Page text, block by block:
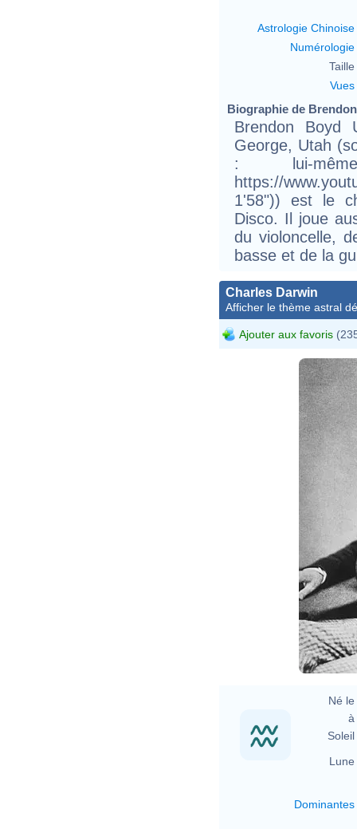
Astrologie Chinoise
Numérologie
Taille
Vues
Biographie de
Brendon
George, Utah
: lui-
https://
1'58")) est le
Disco. Il joue
du violoncelle,
basse et de la
Charles Darwin
Afficher le thème astral
Ajouter aux favoris
Né le
à
Soleil
Lune
Dominantes